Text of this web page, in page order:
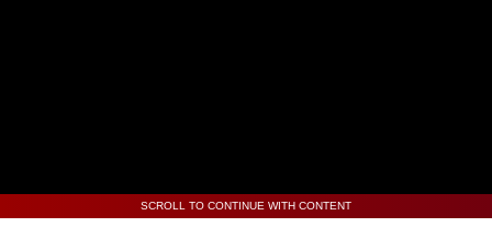
SCROLL TO CONTINUE WITH CONTENT